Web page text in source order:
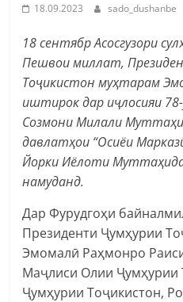
18.09.2023 sado_dushanbe
18 сентябр Асосгузори
Пешвои миллат,
Тоҷикистон муҳтарам
иштирок дар иҷлосияи
Созмони Милали
давлатҳои “Осиёи
Йорки Иёлоти
намуданд.
Дар Фурудгоҳи
Президенти Ҷумҳурии
Эмомалӣ Раҳмонро
Маҷлиси Олии Ҷумҳурии
Ҷумҳурии Тоҷикистон,